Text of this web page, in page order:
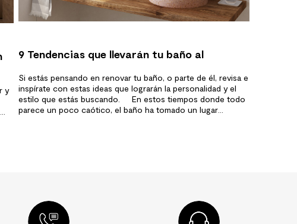
y
9 Tendencias que llevarán tu baño al
siguiente nivel
Si estás pensando en renovar tu baño, o parte de él, revisa e
inspírate con estas ideas que lograrán la personalidad y el
estilo que estás buscando. En estos tiempos donde todo
parece un poco caótico, el baño ha tomado un lugar